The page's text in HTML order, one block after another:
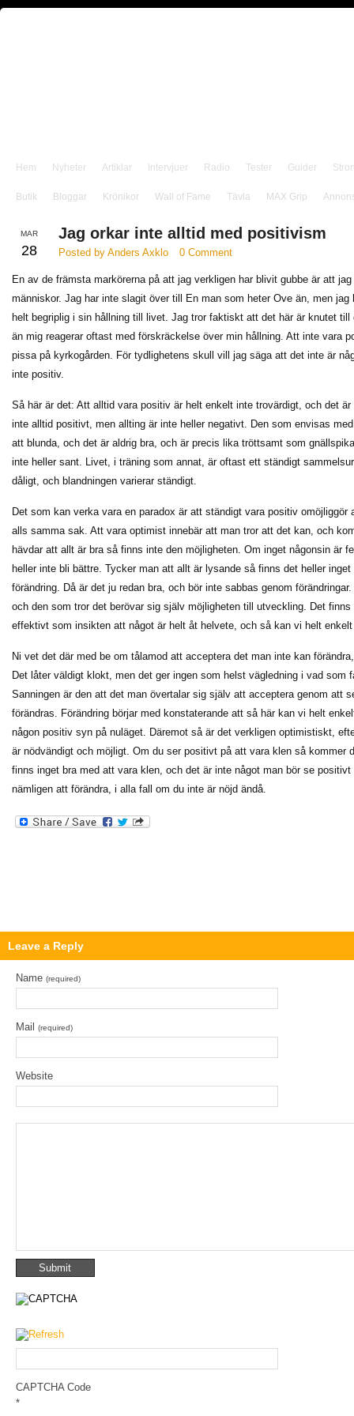
Hem Nyheter Artiklar Intervjuer Radio Tester Guider
Butik Bloggar Krönikor Wall of Fame Tävla MAX Grip
MAR
28
Jag orkar inte alltid med positivism
Posted by Anders Axklo 0 Comment
En av de främsta markörerna på att jag verkligen har blivit gubbe är att
människor. Jag har inte slagit över till En man som heter Ove än, men
helt begriplig i sin hållning till livet. Jag tror faktiskt att det här är knutet
än mig reagerar oftast med förskräckelse över min hållning. Att inte vara
pissa på kyrkogården. För tydlighetens skull vill jag säga att det inte är
inte positiv.
Så här är det: Att alltid vara positiv är helt enkelt inte trovärdigt, och det
inte alltid positivt, men allting är inte heller negativt. Den som envisas
att blunda, och det är aldrig bra, och är precis lika tröttsamt som
inte heller sant. Livet, i träning som annat, är oftast ett ständigt
dåligt, och blandningen varierar ständigt.
Det som kan verka vara en paradox är att ständigt vara positiv
alls samma sak. Att vara optimist innebär att man tror att det kan, och
hävdar att allt är bra så finns inte den möjligheten. Om inget någonsin är
heller inte bli bättre. Tycker man att allt är lysande så finns det heller
förändring. Då är det ju redan bra, och bör inte sabbas genom
och den som tror det berövar sig själv möjligheten till utveckling. Det
effektivt som insikten att något är helt åt helvete, och så kan vi helt
Ni vet det där med be om tålamod att acceptera det man inte kan
Det låter väldigt klokt, men det ger ingen som helst vägledning i vad som
Sanningen är den att det man övertalar sig själv att acceptera genom att
förändras. Förändring börjar med konstaterande att så här kan vi helt
någon positiv syn på nuläget. Däremot så är det verkligen optimistiskt,
är nödvändigt och möjligt. Om du ser positivt på att vara klen så kommer
finns inget bra med att vara klen, och det är inte något man bör se
nämligen att förändra, i alla fall om du inte är nöjd ändå.
Leave a Reply
Name (required)
Mail (required)
Website
CAPTCHA Code
*